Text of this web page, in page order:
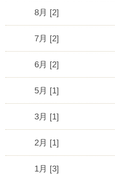
8月 [2]
7月 [2]
6月 [2]
5月 [1]
3月 [1]
2月 [1]
1月 [3]